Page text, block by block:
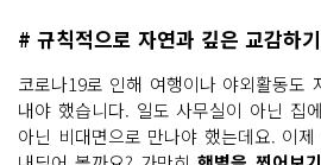
# 규칙적으로 자연과 깊은 교감하기
코로나19로 인해 여행이나 야외활동도
내야 했습니다. 일도 사무실이 아닌 집
아닌 비대면으로 만나야 했는데요. 이